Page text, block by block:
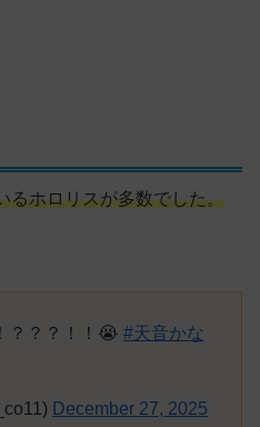
るホロリスが多数でした。
？？？！！😭 #天音かな
December 27, 2025